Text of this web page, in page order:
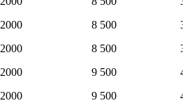
2000 8 500
2000 8 500
2000 9 500
2000 9 500